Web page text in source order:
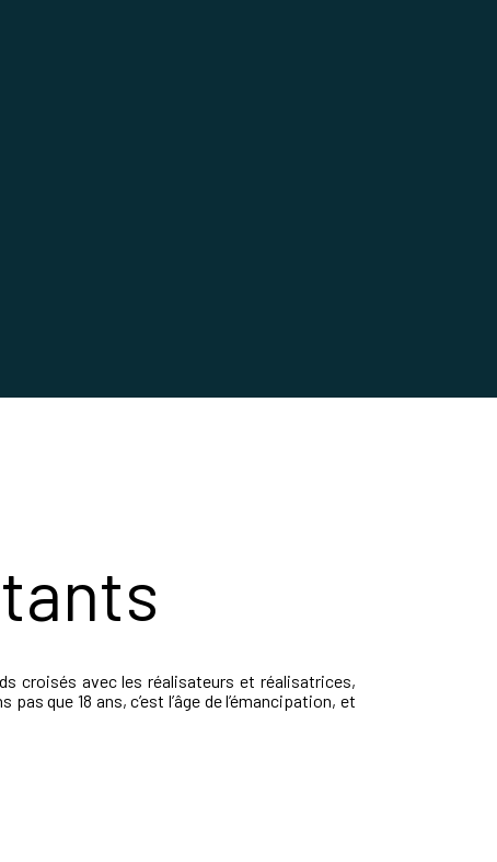
croisés avec les réalisateurs et réalisatrices,
que 18 ans, c’est l’âge de l’émancipation, et